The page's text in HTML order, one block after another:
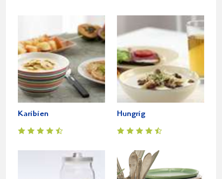
Karibien Hungrig